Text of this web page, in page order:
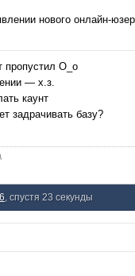
нового онлайн-
пропустил О_о
— х.з.
каунт
задрачивать базу?
, спустя 23 секунды